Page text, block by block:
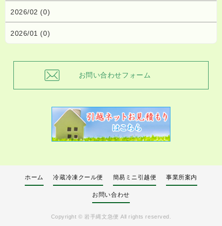
2026/02 (0)
2026/01 (0)
お問い合わせフォーム
ホーム 冷蔵冷凍クール便 簡易ミニ引越便 事業所案内
お問い合わせ
Copyright © 岩手縄文急便 All rights reserved.